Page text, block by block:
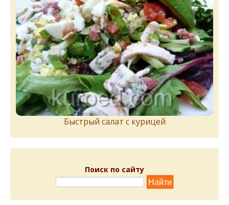
Быстрый салат с курицей
Поиск по сайту